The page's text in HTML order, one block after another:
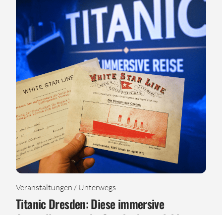
Veranstaltungen / Unterwegs
Titanic Dresden: Diese immersive